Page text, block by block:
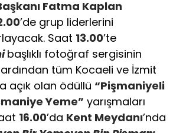
Fatma Kaplan
’de grup liderlerini
Saat 13.00’te
başlıklı fotoğraf sergisinin
ardından tüm Kocaeli ve İzmit
açık olan ödüllü “Pişmaniyeli
Yeme” yarışmaları
16.00’da Kent Meydanı’nda